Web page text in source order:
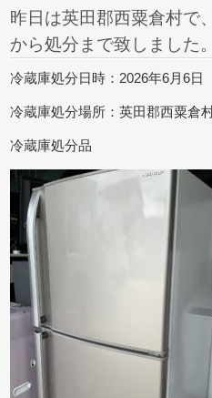
昨日は英田郡西粟倉村で
から処分まで致しました。
冷蔵庫処分日時：2026年6月6日
冷蔵庫処分場所：英田郡西粟倉
冷蔵庫処分品